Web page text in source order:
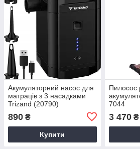
Акумуляторний насос для
матраців з 3 насадками
Trizand (20790)
890 ₴
Купити
Пилосос
7044
3 470₴